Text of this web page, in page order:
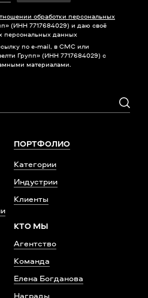
ПОРТФОЛИО
Категории
Индустрии
Клиенты
КТО МЫ
Агентство
Команда
Елена Богданова
Награды
обработки персональных
(ИНН 7717684029) и даю своё
персональных данных
по e-mail, в СМС или
Групп» (ИНН 7717684029) с
материалами.